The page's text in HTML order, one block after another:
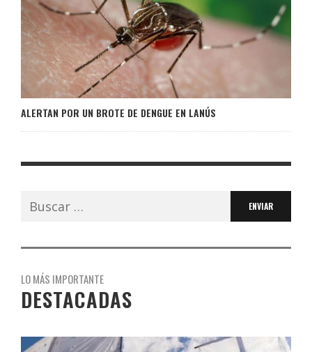
ALERTAN POR UN BROTE DE DENGUE EN LANÚS
Buscar:
LO MÁS IMPORTANTE
DESTACADAS